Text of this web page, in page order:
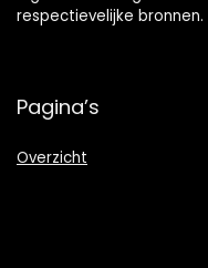
respectievelijke bronnen.
Pagina’s
Overzicht